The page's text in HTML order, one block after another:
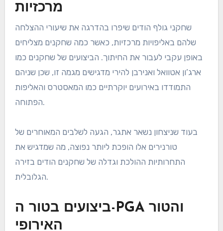
מרכזיות
שחקני גולף הודים שיפרו בהדרגה את שיעורי ההצלחה
שלהם באליפויות מרכזיות, כאשר כמה שחקנים מצליחים
באופן עקבי לעבור את החיתוך. הביצועים של שחקנים כמו
ארג’ון אטוואל ואנירבן להירי מדגישים מגמה זו, שכן שניהם
התמודדו באירועים יוקרתיים כמו המאסטרס והאליפות
הפתוחה.
בעוד שניצחון נשאר אתגר, הגעה לשלבים המאוחרים של
טורנירים אלו הופכת ליותר נפוצה, מה שמדגיש את
התחרותיות ההולכת וגדלה של שחקנים הודים בזירה
הגלובלית.
ביצועים בטור ה-PGA והטור
האירופי